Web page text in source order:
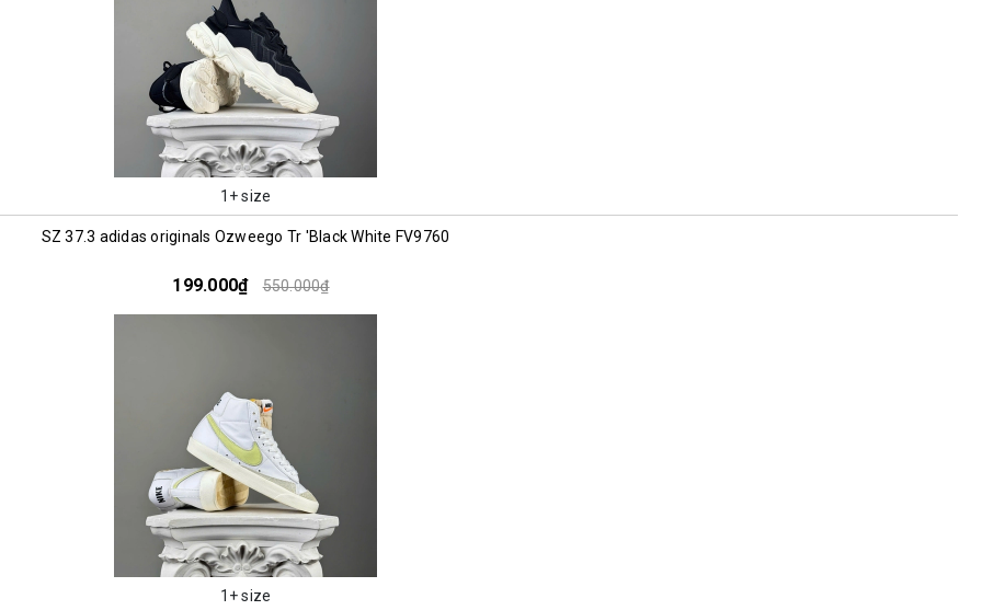
1+ size
SZ 37.3 adidas originals Ozweego Tr 'Black White FV9760
199.000₫ 550.000₫
1+ size